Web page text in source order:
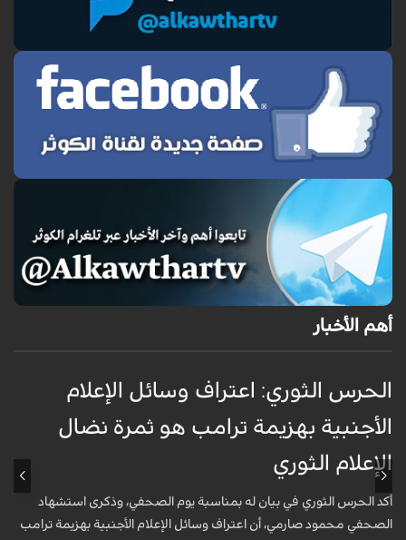
أهم الأخبار
الحرس الثوري: اعتراف وسائل الإعلام
الأجنبية بهزيمة ترامب هو ثمرة نضال
الإعلام الثوري
أكد الحرس الثوري في بيان له بمناسبة يوم الصحفي، وذكرى استشهاد
الصحفي محمود صارمي، أن اعتراف وسائل الإعلام الأجنبية بهزيمة ترامب